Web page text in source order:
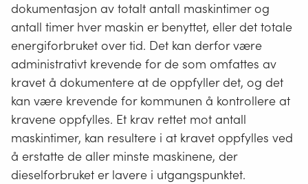
dokumentasjon av totalt antall maskintimer og
antall timer hver maskin er benyttet, eller det totale
energiforbruket over tid. Det kan derfor være
administrativt krevende for de som omfattes av
kravet å dokumentere at de oppfyller det, og det
kan være krevende for kommunen å kontrollere at
kravene oppfylles. Et krav rettet mot antall
maskintimer, kan resultere i at kravet oppfylles ved
å erstatte de aller minste maskinene, der
dieselforbruket er lavere i utgangspunktet.